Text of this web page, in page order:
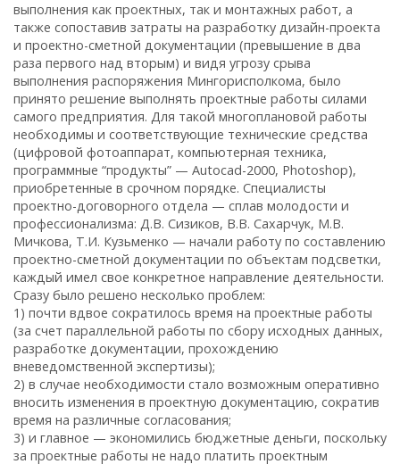
выполнения как проектных, так и монтажных работ, а
также сопоставив затраты на разработку дизайн-проекта
и проектно-сметной документации (превышение в два
раза первого над вторым) и видя угрозу срыва
выполнения распоряжения Мингорисполкома, было
принято решение выполнять проектные работы силами
самого предприятия. Для такой многоплановой работы
необходимы и соответствующие технические средства
(цифровой фотоаппарат, компьютерная техника,
программные “продукты” — Autocad-2000, Photoshop),
приобретенные в срочном порядке. Специалисты
проектно-договорного отдела — сплав молодости и
профессионализма: Д.В. Сизиков, В.В. Сахарчук, М.В.
Мичкова, Т.И. Кузьменко — начали работу по составлению
проектно-сметной документации по объектам подсветки,
каждый имел свое конкретное направление деятельности.
Сразу было решено несколько проблем:
1) почти вдвое сократилось время на проектные работы
(за счет параллельной работы по сбору исходных данных,
разработке документации, прохождению
вневедомственной экспертизы);
2) в случае необходимости стало возможным оперативно
вносить изменения в проектную документацию, сократив
время на различные согласования;
3) и главное — экономились бюджетные деньги, поскольку
за проектные работы не надо платить проектным